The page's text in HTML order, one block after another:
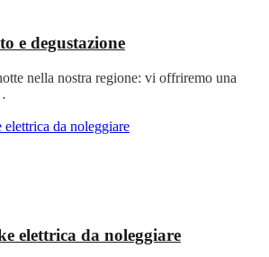
e degustazione
nella nostra regione: vi offriremo una
elettrica da noleggiare